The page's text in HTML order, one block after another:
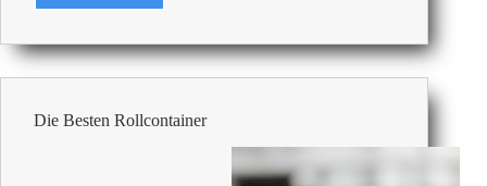
Büroschränke
Die Besten Rollcontainer